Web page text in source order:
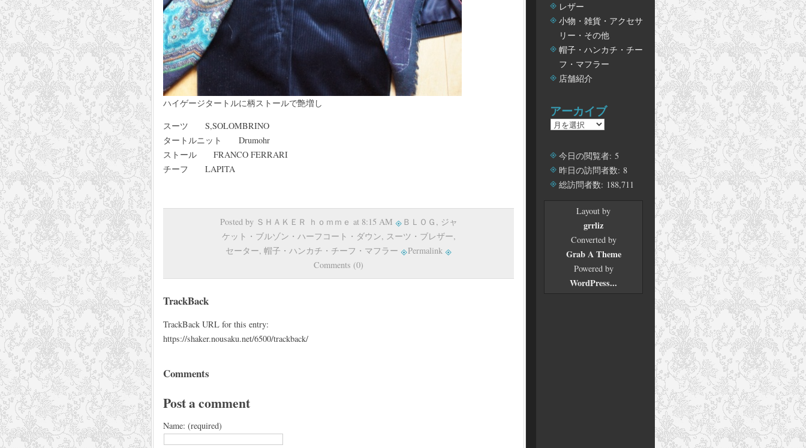
ハイゲージタートルに柄ストールで艶増し
スーツ S,SOLOMBRINO
タートルニット Drumohr
ストール FRANCO FERRARI
チーフ LAPITA
Posted by ＳＨＡＫＥＲ ｈｏｍｍｅ at 8:15 AM ＢＬＯＧ , ジャ
ケット・ブルゾン・ハーフコート・ダウン, スーツ・ブレザー,
セーター, 帽子・ハンカチ・チーフ・マフラー
Permalink
Comments (0)
TrackBack
TrackBack URL for this entry:
https://shaker.nousaku.net/6500/trackback/
Comments
Post a comment
Name: (required)
レザー
小物・雑貨・アクセサ
リー・その他
帽子・ハンカチ・チー
フ・マフラー
店舗紹介
アーカイブ
ア
カ
イ
ブ
今日の閲覧者: 5
昨日の訪問者数: 8
総訪問者数: 188,711
Layout by
grrliz
Converted by
Grab A Theme
Powered by
WordPress...